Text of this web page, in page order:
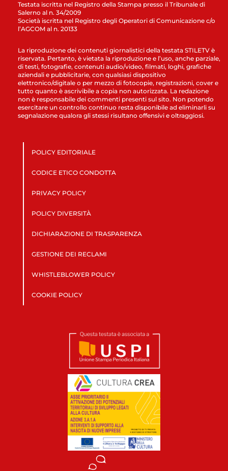
Testata iscritta nel Registro della Stampa presso il Tribunale di
Salerno al n. 34/2009
Società iscritta nel Registro degli Operatori di Comunicazione c/o
l’AGCOM al n. 20133
La riproduzione dei contenuti giornalistici della testata STILETV è
riservata. Pertanto, è vietata la riproduzione e l’uso, anche parziale,
di testi, fotografie, contenuti audio/video, filmati, loghi, grafiche
aziendali e pubblicitarie, con qualsiasi dispositivo
elettronico/digitale o per mezzo di fotocopie, registrazioni, cover e
tutto quanto è ascrivibile a copia non autorizzata. La redazione
non è responsabile dei commenti presenti sul sito. Non potendo
esercitare un controllo continuo resta disponibile ad eliminarli su
segnalazione qualora gli stessi risultano offensivi e oltraggiosi.
POLICY EDITORIALE
CODICE ETICO CONDOTTA
PRIVACY POLICY
POLICY DIVERSITÀ
DICHIARAZIONE DI TRASPARENZA
GESTIONE DEI RECLAMI
WHISTLEBLOWER POLICY
COOKIE POLICY